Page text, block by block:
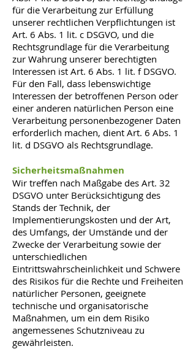
für die Verarbeitung zur Erfüllung
unserer rechtlichen Verpflichtungen ist
Art. 6 Abs. 1 lit. c DSGVO, und die
Rechtsgrundlage für die Verarbeitung
zur Wahrung unserer berechtigten
Interessen ist Art. 6 Abs. 1 lit. f DSGVO.
Für den Fall, dass lebenswichtige
Interessen der betroffenen Person oder
einer anderen natürlichen Person eine
Verarbeitung personenbezogener Daten
erforderlich machen, dient Art. 6 Abs. 1
lit. d DSGVO als Rechtsgrundlage.
Sicherheitsmaßnahmen
Wir treffen nach Maßgabe des Art. 32
DSGVO unter Berücksichtigung des
Stands der Technik, der
Implementierungskosten und der Art,
des Umfangs, der Umstände und der
Zwecke der Verarbeitung sowie der
unterschiedlichen
Eintrittswahrscheinlichkeit und Schwere
des Risikos für die Rechte und Freiheiten
natürlicher Personen, geeignete
technische und organisatorische
Maßnahmen, um ein dem Risiko
angemessenes Schutzniveau zu
gewährleisten.